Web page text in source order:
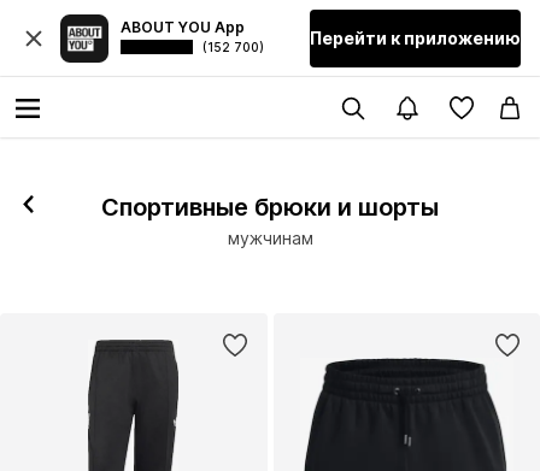
ABOUT YOU App
(152 700) Перейти к приложению
Спортивные брюки и шорты
мужчинам